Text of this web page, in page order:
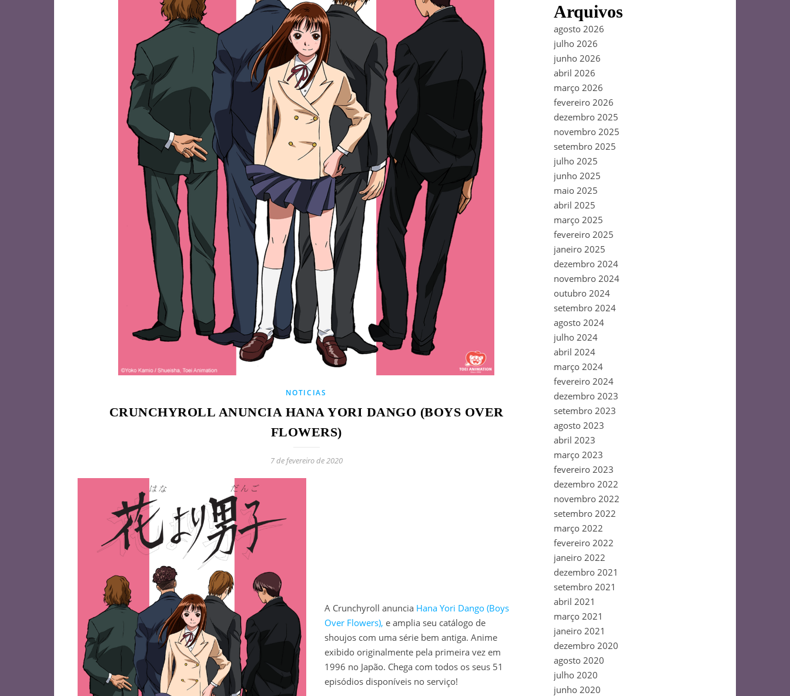
NOTICIAS
CRUNCHYROLL ANUNCIA HANA YORI DANGO (BOYS OVER
FLOWERS)
7 de fevereiro de 2020
A Crunchyroll anuncia Hana Yori Dango (Boys
Over Flowers), e amplia seu catálogo de
shoujos com uma série bem antiga. Anime
exibido originalmente pela primeira vez em
1996 no Japão. Chega com todos os seus 51
episódios disponíveis no serviço!
Arquivos
agosto 2026
julho 2026
junho 2026
abril 2026
março 2026
fevereiro 2026
dezembro 2025
novembro 2025
setembro 2025
julho 2025
junho 2025
maio 2025
abril 2025
março 2025
fevereiro 2025
janeiro 2025
dezembro 2024
novembro 2024
outubro 2024
setembro 2024
agosto 2024
julho 2024
abril 2024
março 2024
fevereiro 2024
dezembro 2023
setembro 2023
agosto 2023
abril 2023
março 2023
fevereiro 2023
dezembro 2022
novembro 2022
setembro 2022
março 2022
fevereiro 2022
janeiro 2022
dezembro 2021
setembro 2021
abril 2021
março 2021
janeiro 2021
dezembro 2020
agosto 2020
julho 2020
junho 2020